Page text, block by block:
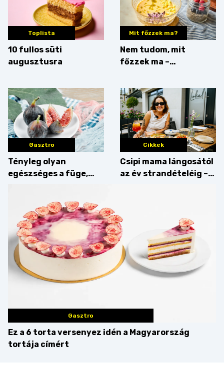
Toplista
10 fullos süti
augusztusra
Mit főzzek ma?
Nem tudom, mit
főzzek ma –
Gasztro
Tényleg olyan
egészséges a füge,
Cikkek
Csipi mama lángosától
az év strandételéig –
Gasztro
Ez a 6 torta versenyez idén a Magyarország
tortája címért